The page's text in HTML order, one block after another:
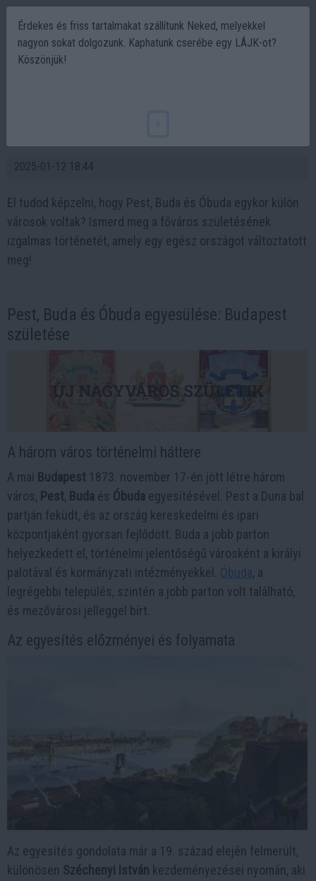
2025-01-12 18:44
El tudod képzelni, hogy Pest, Buda és Óbuda egykor külön
városok voltak? Ismerd meg a főváros születésének
izgalmas történetét, amely egy egész országot változtatott
meg!
Pest, Buda és Óbuda egyesülése: Budapest
születése
A három város történelmi háttere
A mai Budapest 1873. november 17-én jött létre három
város, Pest, Buda és Óbuda egyesítésével. Pest a Duna bal
partján feküdt, és az ország kereskedelmi és ipari
központjaként gyorsan fejlődött. Buda a jobb parton
helyezkedett el, történelmi jelentőségű városként a királyi
palotával és kormányzati intézményekkel. Óbuda, a
legrégebbi település, szintén a jobb parton volt található,
és mezővárosi jelleggel bírt.
Az egyesítés előzményei és folyamata
Az egyesítés gondolata már a 19. század elején felmerült,
különösen Széchenyi István kezdeményezései nyomán, aki
Érdekes és friss tartalmakat szállítunk Neked, melyekkel
nagyon sokat dolgozunk. Kaphatunk cserébe egy LÁJK-ot?
Köszönjük!